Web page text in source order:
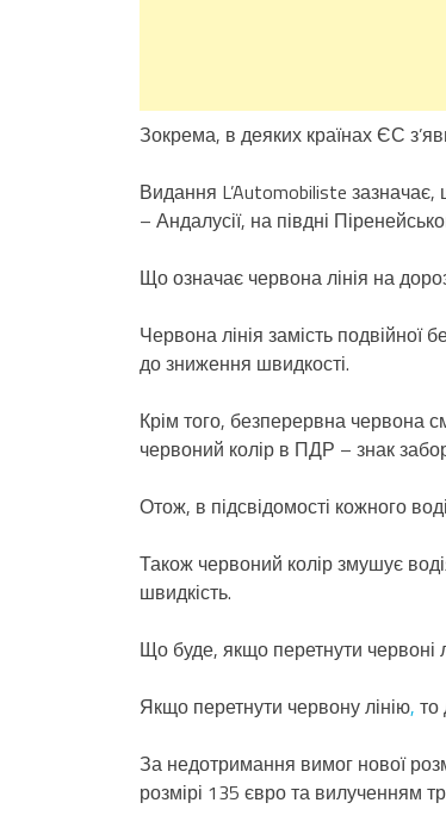
Зокрема, в деяких країнах ЄС
Видання L’Automobiliste зазначає,
– Андалусії, на півдні
Що означає червона лінія на
Червона лінія замість подвійної
до зниження швидкості.
Крім того, безперервна червона
червоний колір в ПДР – знак
Отож, в підсвідомості кожного
Також червоний колір змушує
швидкість.
Що буде, якщо перетнути червоні
Якщо перетнути червону лінію, то
За недотримання вимог нової
розмірі 135 євро та вилученням